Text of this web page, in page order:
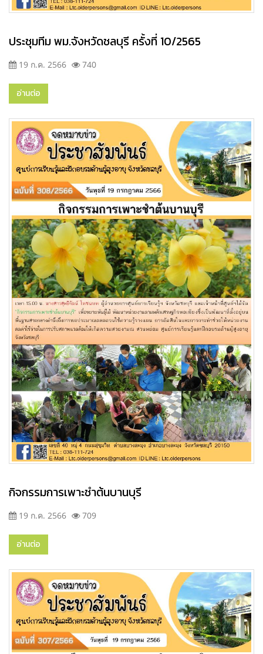
ประชุมทีม พม.จังหวัดชลบุรี ครั้งที่ 10/2565
19 ก.ค. 2566 740
อ่านต่อ
กิจกรรมการเพาะชำต้นบานบุรี
19 ก.ค. 2566 709
อ่านต่อ